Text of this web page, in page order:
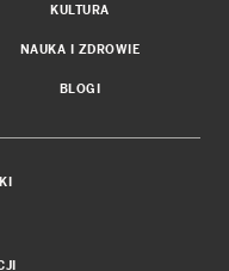
KULTURA
NAUKA I ZDROWIE
BLOGI